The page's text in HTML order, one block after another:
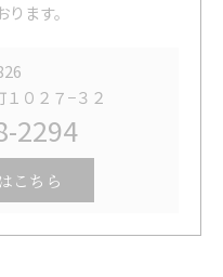
ます。
０２７−３２
2294
こちら